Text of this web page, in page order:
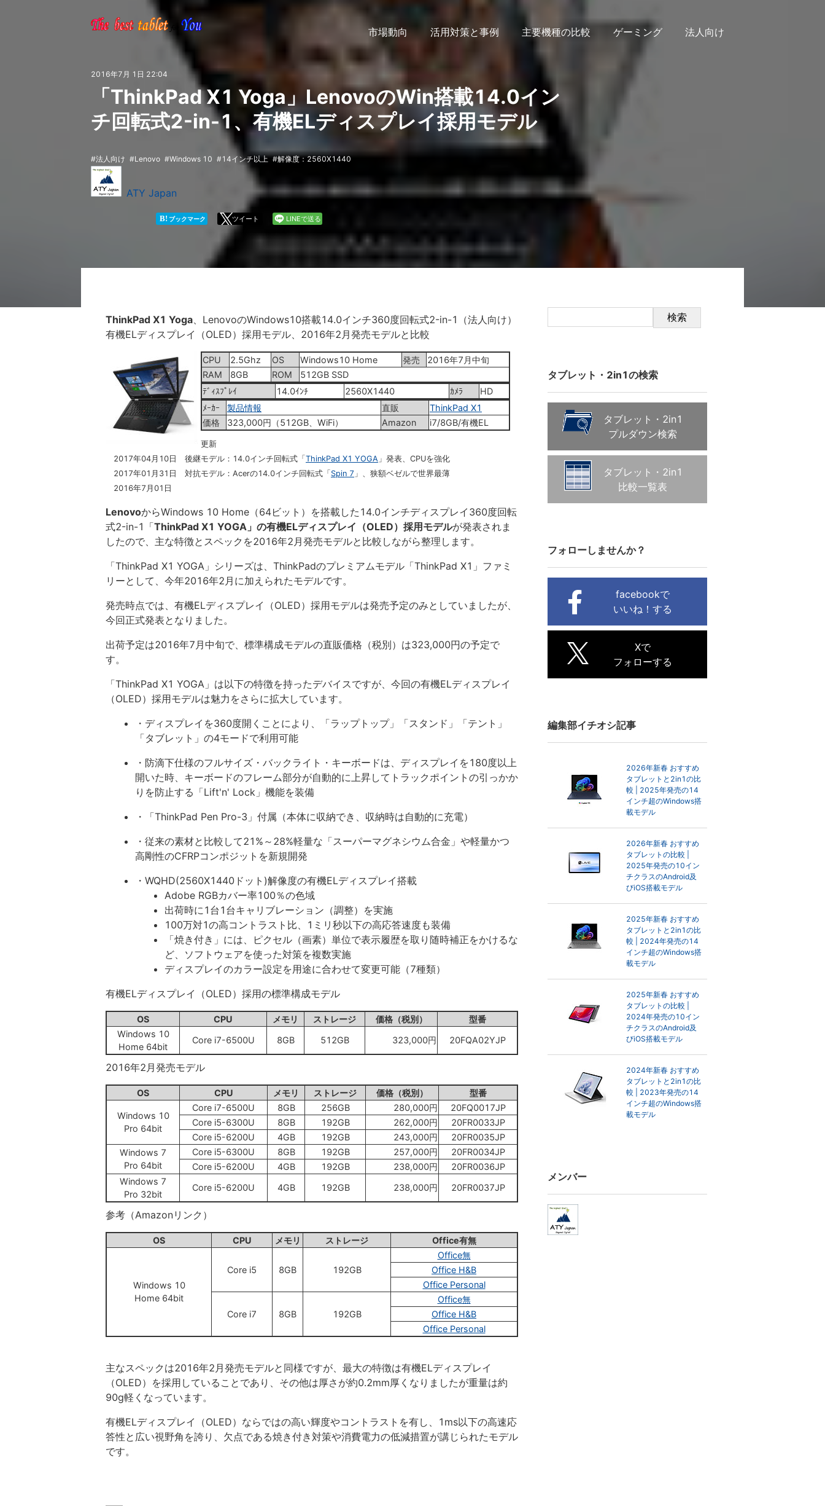
市場動向 活用対策と事例 主要機種の比較 ゲーミング 法人向け
2016年7月 1日 22:04
「ThinkPad X1 Yoga」LenovoのWin搭載14.0イン
チ回転式2-in-1、有機ELディスプレイ採用モデル
法人向け Lenovo Windows 10 14インチ以上 解像度：2560X1440
ATY Japan
B! ブックマーク ツイート LINEで送る
ThinkPad X1 Yoga、LenovoのWindows10搭載14.0インチ360度回転式2-in-1（法人向け）
有機ELディスプレイ（OLED）採用モデル、2016年2月発売モデルと比較
CPU 2.5Ghz OS Windows10 Home 発売
2016年7月中旬
RAM
8GB ROM
512GB SSD
ﾃﾞｨｽﾌﾟﾚｲ
14.0ｲﾝﾁ 2560X1440 ｶﾒﾗ
HD
ﾒｰｶｰ
製品情報 直販
ThinkPad X1
価格
323,000円（512GB、WiFi） Amazon i7/8GB/有機EL
更新
2017年04月10日 後継モデル：14.0インチ回転式「 ThinkPad X1 YOGA 」発表、CPUを強化
2017年01月31日 対抗モデル：Acerの14.0インチ回転式「 Spin 7 」、狭額ベゼルで世界最薄
2016年7月01日
LenovoからWindows 10 Home（64ビット）を搭載した14.0インチディスプレイ360度回転
式2-in-1「ThinkPad X1 YOGA」の有機ELディスプレイ（OLED）採用モデルが発表されま
したので、主な特徴とスペックを2016年2月発売モデルと比較しながら整理します。
「ThinkPad X1 YOGA」シリーズは、ThinkPadのプレミアムモデル「ThinkPad X1」ファミ
リーとして、今年2016年2月に加えられたモデルです。
発売時点では、有機ELディスプレイ（OLED）採用モデルは発売予定のみとしていましたが、
今回正式発表となりました。
出荷予定は2016年7月中旬で、標準構成モデルの直販価格（税別）は323,000円の予定で
す。
「ThinkPad X1 YOGA」は以下の特徴を持ったデバイスですが、今回の有機ELディスプレイ
（OLED）採用モデルは魅力をさらに拡大しています。
・ディスプレイを360度開くことにより、「ラップトップ」「スタンド」「テント」
「タブレット」の4モードで利用可能
・防滴下仕様のフルサイズ・バックライト・キーボードは、ディスプレイを180度以上
開いた時、キーボードのフレーム部分が自動的に上昇してトラックポイントの引っかか
りを防止する「Lift'n' Lock」機能を装備
・「ThinkPad Pen Pro-3」付属（本体に収納でき、収納時は自動的に充電）
・従来の素材と比較して21%～28%軽量な「スーパーマグネシウム合金」や軽量かつ
高剛性のCFRPコンポジットを新規開発
・WQHD(2560X1440ドット)解像度の有機ELディスプレイ搭載
Adobe RGBカバー率100％の色域
出荷時に1台1台キャリブレーション（調整）を実施
100万対1の高コントラスト比、1ミリ秒以下の高応答速度も装備
「焼き付き」には、ピクセル（画素）単位で表示履歴を取り随時補正をかけるな
ど、ソフトウェアを使った対策を複数実施
ディスプレイのカラー設定を用途に合わせて変更可能（7種類）
有機ELディスプレイ（OLED）採用の標準構成モデル
OS CPU メモリ ストレージ 価格（税別）
型番
Windows 10
Home 64bit
Core i7-6500U 8GB 512GB 323,000円 20FQA02YJP
2016年2月発売モデル
OS CPU メモリ ストレージ 価格（税別） 型番
Windows 10
Pro 64bit
Core i7-6500U 8GB 256GB 280,000円
20FQ0017JP
Core i5-6300U
8GB 192GB 262,000円
20FR0033JP
Core i5-6200U
4GB 192GB 243,000円
20FR0035JP
Windows 7
Pro 64bit
Core i5-6300U 8GB 192GB 257,000円
20FR0034JP
Core i5-6200U
4GB 192GB 238,000円
20FR0036JP
Windows 7
Pro 32bit
Core i5-6200U 4GB 192GB 238,000円 20FR0037JP
参考（Amazonリンク）
OS CPU メモリ ストレージ Office有無
Windows 10
Home 64bit
Core i5 8GB 192GB
Office無
Office H&B
Office Personal
Core i7 8GB 192GB
Office無
Office H&B
Office Personal
主なスペックは2016年2月発売モデルと同様ですが、最大の特徴は有機ELディスプレイ
（OLED）を採用していることであり、その他は厚さが約0.2mm厚くなりましたが重量は約
90g軽くなっています。
有機ELディスプレイ（OLED）ならではの高い輝度やコントラストを有し、1ms以下の高速応
答性と広い視野角を誇り、欠点である焼き付き対策や消費電力の低減措置が講じられたモデル
です。
検索
タブレット・2in1の検索
タブレット・2in1
プルダウン検索
タブレット・2in1
比較一覧表
フォローしませんか？
facebookで
いいね！する
Xで
フォローする
編集部イチオシ記事
2026年新春 おすすめ
タブレットと2in1の比
較 | 2025年発売の14
インチ超のWindows搭
載モデル
2026年新春 おすすめ
タブレットの比較 |
2025年発売の10イン
チクラスのAndroid及
びiOS搭載モデル
2025年新春 おすすめ
タブレットと2in1の比
較 | 2024年発売の14
インチ超のWindows搭
載モデル
2025年新春 おすすめ
タブレットの比較 |
2024年発売の10イン
チクラスのAndroid及
びiOS搭載モデル
2024年新春 おすすめ
タブレットと2in1の比
較 | 2023年発売の14
インチ超のWindows搭
載モデル
メンバー